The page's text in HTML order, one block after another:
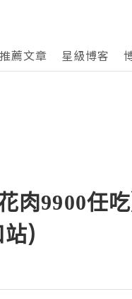
推薦文章 星級博客
肉9900任
)